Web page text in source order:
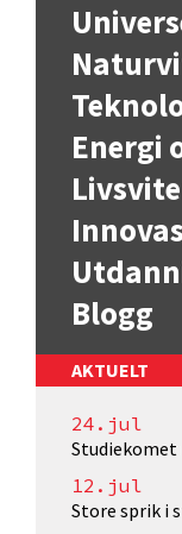
Energi
Blogg
AKTUELT
24.jul
12.jul
Store sprik i